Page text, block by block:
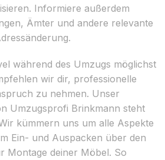
Informiere außerdem
Ämter und andere relevante
während des Umzugs möglichst
wir dir, professionelle
zu nehmen. Unser
Umzugsprofi Brinkmann steht
kümmern uns um alle Aspekte
Ein- und Auspacken über den
Montage deiner Möbel. So